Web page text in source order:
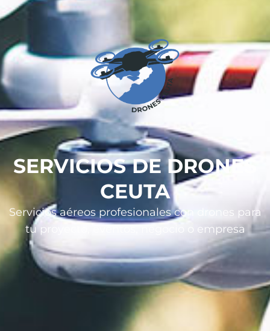
SERVICIOS DE DRONES
CEUTA
Servicios aéreos profesionales con drones para
tu proyecto, eventos, negocio o empresa